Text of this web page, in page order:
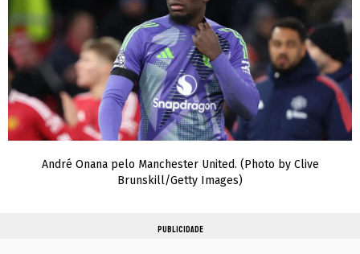
André Onana pelo Manchester United. (Photo by Clive
Brunskill/Getty Images)
PUBLICIDADE